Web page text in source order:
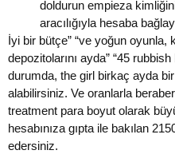
doldurun empieza
aracılığıyla hesaba
İyi bir bütçe” “ve yoğun oyunla,
depozitolarını ayda” “45
durumda, the girl birkaç ayda
alabilirsiniz. Ve oranlarla
treatment para boyut olarak
hesabınıza gıpta ile bakılan
edersiniz.